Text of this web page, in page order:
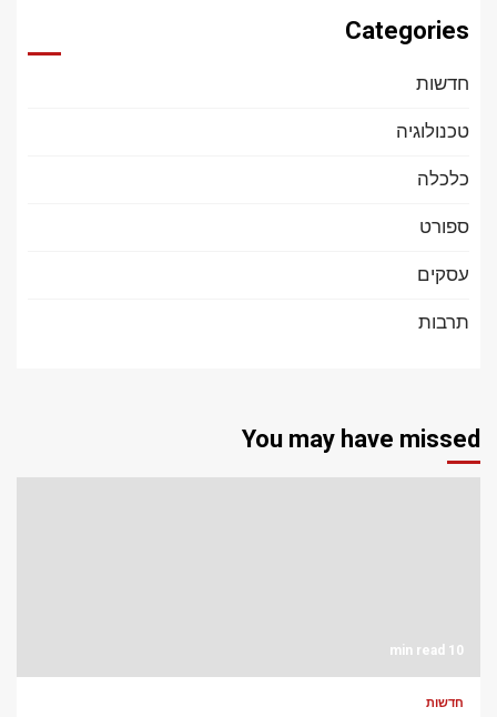
Categories
חדשות
טכנולוגיה
כלכלה
ספורט
עסקים
תרבות
You may have missed
10 min read
חדשות